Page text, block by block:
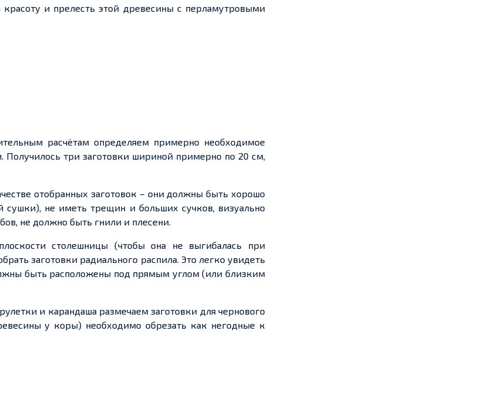
и прелесть этой древесины с перламутровыми
расчётам определяем примерно необходимое
Получилось три заготовки шириной примерно по 20 см,
отобранных заготовок – они должны быть хорошо
не иметь трещин и больших сучков, визуально
не должно быть гнили и плесени.
столешницы (чтобы она не выгибалась при
заготовки радиального распила. Это легко увидеть
быть расположены под прямым углом (или близким
и карандаша размечаем заготовки для чернового
у коры) необходимо обрезать как негодные к